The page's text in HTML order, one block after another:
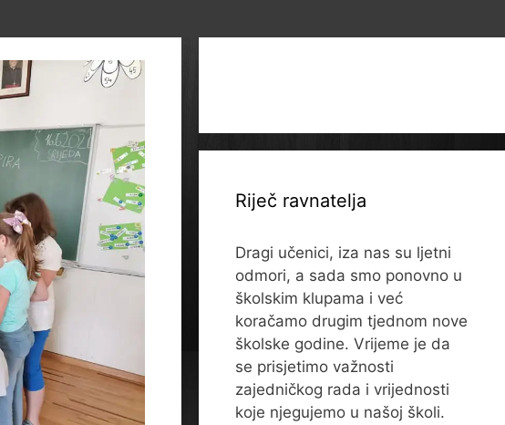
Riječ ravnatelja
Dragi učenici, iza nas su ljetni
odmori, a sada smo ponovno u
školskim klupama i već
koračamo drugim tjednom nove
školske godine. Vrijeme je da
se prisjetimo važnosti
zajedničkog rada i vrijednosti
koje njegujemo u našoj školi.